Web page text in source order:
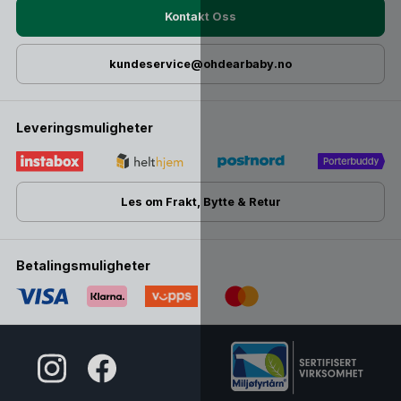
Bilstol Baby 0-18 mnd:
BeSafe Beyond² 360
BeSafe Beyond ISOfix Base gjør det enklere
i hverdagen!
bilstolen ut og inn av bilen. Uten å måtte styre med å spenne
den fast til selene hver gang. Etter at basen er festet på
plass i bilen, er du kun et klikk unna riktig og trygt montert
I tillegg til å gjøre livet enklere, minsker en BeSafe base
risiko for feilmontering.
Siden ISOfix-basen er separat fra stolskallet, kan du raskt
Kontakt Oss
kundeservice@ohdearbaby.no
Leveringsmuligheter
Les om Frakt, Bytte & Retur
Betalingsmuligheter